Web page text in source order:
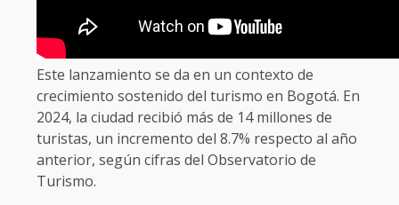
Este lanzamiento se da en un contexto de
crecimiento sostenido del turismo en Bogotá. En
2024, la ciudad recibió más de 14 millones de
turistas, un incremento del 8.7% respecto al año
anterior, según cifras del Observatorio de
Turismo.